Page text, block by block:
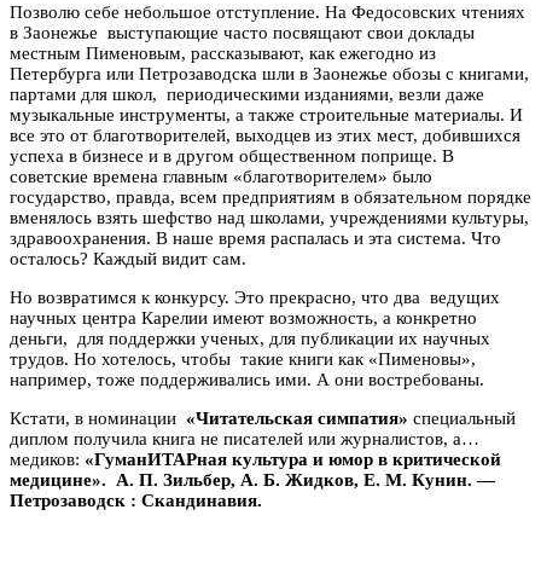
Позволю себе небольшое отступление. На Федосовских чтениях
в Заонежье выступающие часто посвящают свои доклады
местным Пименовым, рассказывают, как ежегодно из
Петербурга или Петрозаводска шли в Заонежье обозы с книгами,
партами для школ, периодическими изданиями, везли даже
музыкальные инструменты, а также строительные материалы. И
все это от благотворителей, выходцев из этих мест, добившихся
успеха в бизнесе и в другом общественном поприще. В
советские времена главным «благотворителем» было
государство, правда, всем предприятиям в обязательном порядке
вменялось взять шефство над школами, учреждениями культуры,
здравоохранения. В наше время распалась и эта система. Что
осталось? Каждый видит сам.
Но возвратимся к конкурсу. Это прекрасно, что два ведущих
научных центра Карелии имеют возможность, а конкретно
деньги, для поддержки ученых, для публикации их научных
трудов. Но хотелось, чтобы такие книги как «Пименовы»,
например, тоже поддерживались ими. А они востребованы.
Кстати, в номинации «Читательская симпатия» специальный
диплом получила книга не писателей или журналистов, а…
медиков: «ГуманИТАРная культура и юмор в критической
медицине». А. П. Зильбер, А. Б. Жидков, Е. М. Кунин. —
Петрозаводск : Скандинавия.